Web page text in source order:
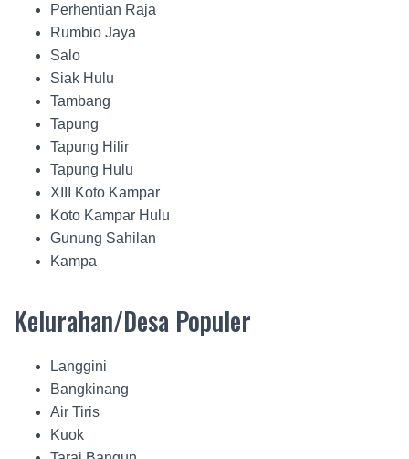
Perhentian Raja
Rumbio Jaya
Salo
Siak Hulu
Tambang
Tapung
Tapung Hilir
Tapung Hulu
XIII Koto Kampar
Koto Kampar Hulu
Gunung Sahilan
Kampa
Kelurahan/Desa Populer
Langgini
Bangkinang
Air Tiris
Kuok